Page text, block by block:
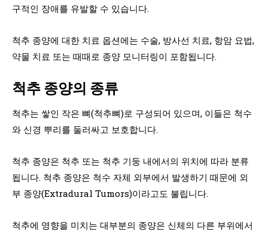
구적인 장애를 유발할 수 있습니다.
척추 종양에 대한 치료 옵션에는 수술, 방사선 치료, 항암 요법,
약물 치료 또는 때때로 종양 모니터링이 포함됩니다.
척추 종양의 종류
척추는 쌓인 작은 뼈(척추뼈)로 구성되어 있으며, 이들은 척수
와 신경 뿌리를 둘러싸고 보호합니다.
척추 종양은 척추 또는 척추 기둥 내에서의 위치에 따라 분류
됩니다. 척추 종양은 척수 자체 외부에서 발생하기 때문에 외
부 종양(Extradural Tumors)이라고도 불립니다.
척추에 영향을 미치는 대부분의 종양은 신체의 다른 부위에서